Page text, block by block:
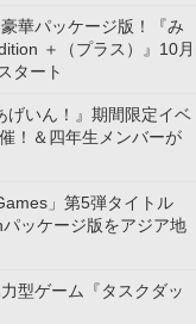
華パッケージ版！『み
＋（プラス）』10月
タート
げいん！』期間限定イベ
！＆四年生メンバーが
」第5弾タイトル
ッケージ版をアジア地
型ゲーム『タスクダッ